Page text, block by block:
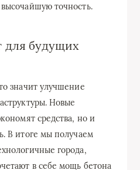
точность.
для будущих
значит улучшение
Новые
средства, но и
В итоге мы получаем
города,
в себе мощь бетона